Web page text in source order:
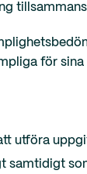
för
utföra
samtidigt